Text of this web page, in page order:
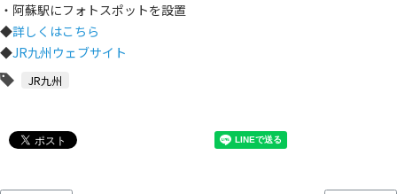
・阿蘇駅にフォトスポットを設置
◆詳しくはこちら
◆JR九州ウェブサイト
JR九州